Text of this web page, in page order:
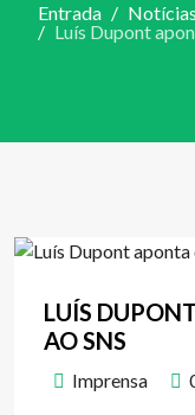
Entrada Notícias
Luís Dupont
LUÍS
AO SNS
Imprensa